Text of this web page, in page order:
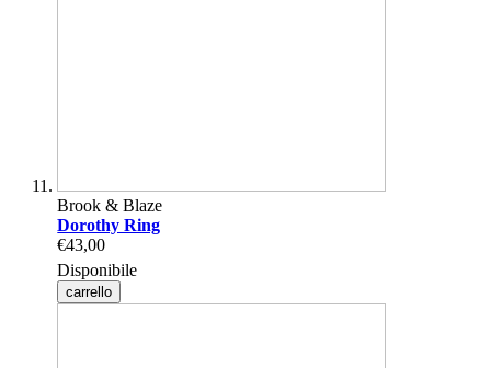
Brook & Blaze
Dorothy Ring
€43,00
Disponibile
carrello